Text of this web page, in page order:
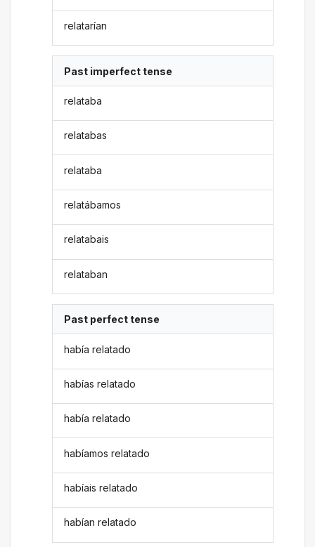
relatarían
Past imperfect tense
relataba
relatabas
relataba
relatábamos
relatabais
relataban
Past perfect tense
había relatado
habías relatado
había relatado
habíamos relatado
habíais relatado
habían relatado